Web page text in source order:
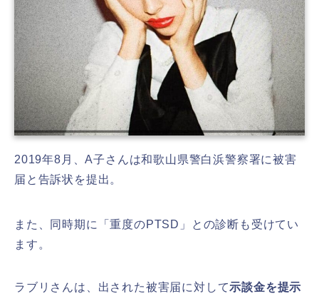
2019年8月、A子さんは和歌山県警白浜警察署に被害
届と告訴状を提出。
また、同時期に「重度のPTSD」との診断も受けてい
ます。
ラブリさんは、出された被害届に対して示談金を提示